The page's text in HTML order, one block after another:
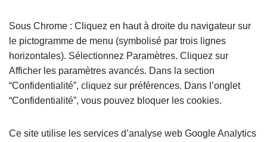
Sous Chrome : Cliquez en haut à droite du navigateur sur
le pictogramme de menu (symbolisé par trois lignes
horizontales). Sélectionnez Paramètres. Cliquez sur
Afficher les paramètres avancés. Dans la section
“Confidentialité”, cliquez sur préférences. Dans l’onglet
“Confidentialité”, vous pouvez bloquer les cookies.
Ce site utilise les services d’analyse web Google Analytics